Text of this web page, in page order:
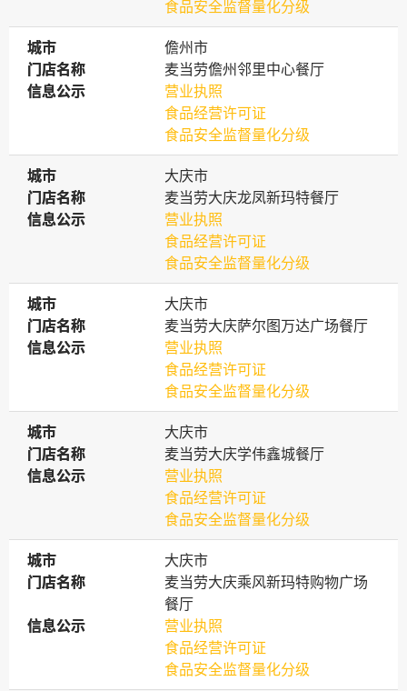
食品安全监督量化分级
城市
城市
儋州市
门店名称
门店名称
麦当劳儋州邻里中心餐厅
信息公示
信息公示
营业执照
食品经营许可证
食品安全监督量化分级
城市
城市
大庆市
门店名称
门店名称
麦当劳大庆龙凤新玛特餐厅
信息公示
信息公示
营业执照
食品经营许可证
食品安全监督量化分级
城市
城市
大庆市
门店名称
门店名称
麦当劳大庆萨尔图万达广场餐厅
信息公示
信息公示
营业执照
食品经营许可证
食品安全监督量化分级
城市
城市
大庆市
门店名称
门店名称
麦当劳大庆学伟鑫城餐厅
信息公示
信息公示
营业执照
食品经营许可证
食品安全监督量化分级
城市
城市
大庆市
门店名称
门店名称
麦当劳大庆乘风新玛特购物广场
餐厅
信息公示
信息公示
营业执照
食品经营许可证
食品安全监督量化分级